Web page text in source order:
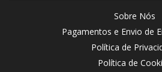
Sobre Nós
Pagamentos e Envio de
Política de
Política de